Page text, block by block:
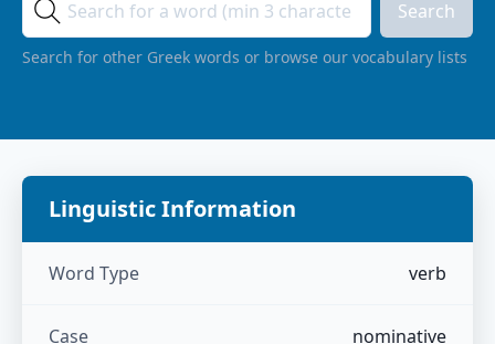
Search
Search for other Greek words or browse our vocabulary lists
Linguistic Information
Word Type verb
Case nominative